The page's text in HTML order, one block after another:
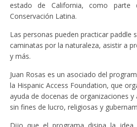
estado de California, como
Conservación Latina.
Las personas pueden practicar paddle
caminatas por la naturaleza, asistir a
y más.
Juan Rosas es un asociado del
la Hispanic Access Foundation, que
ayuda de docenas de organizaciones
sin fines de lucro, religiosas y